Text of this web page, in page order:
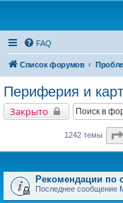
FAQ
Список форумов
Периферия и
Закрыто
1242 темы
Рекомендации по
Последнее сообщение